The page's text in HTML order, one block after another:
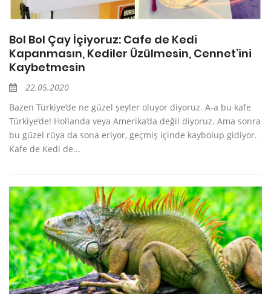
Bol Bol Çay İçiyoruz: Cafe de Kedi
Kapanmasın, Kediler Üzülmesin, Cennet’ini
Kaybetmesin
22.05.2020
Bazen Türkiye’de ne güzel şeyler oluyor diyoruz. A-a bu kafe
Türkiye’de! Hollanda veya Amerika’da değil diyoruz. Ama sonra
bu güzel rüya da sona eriyor, geçmiş içinde kaybolup gidiyor.
Kafe de Kedi de...